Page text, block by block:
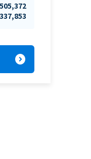
505,372
337,853
expand_circle_right